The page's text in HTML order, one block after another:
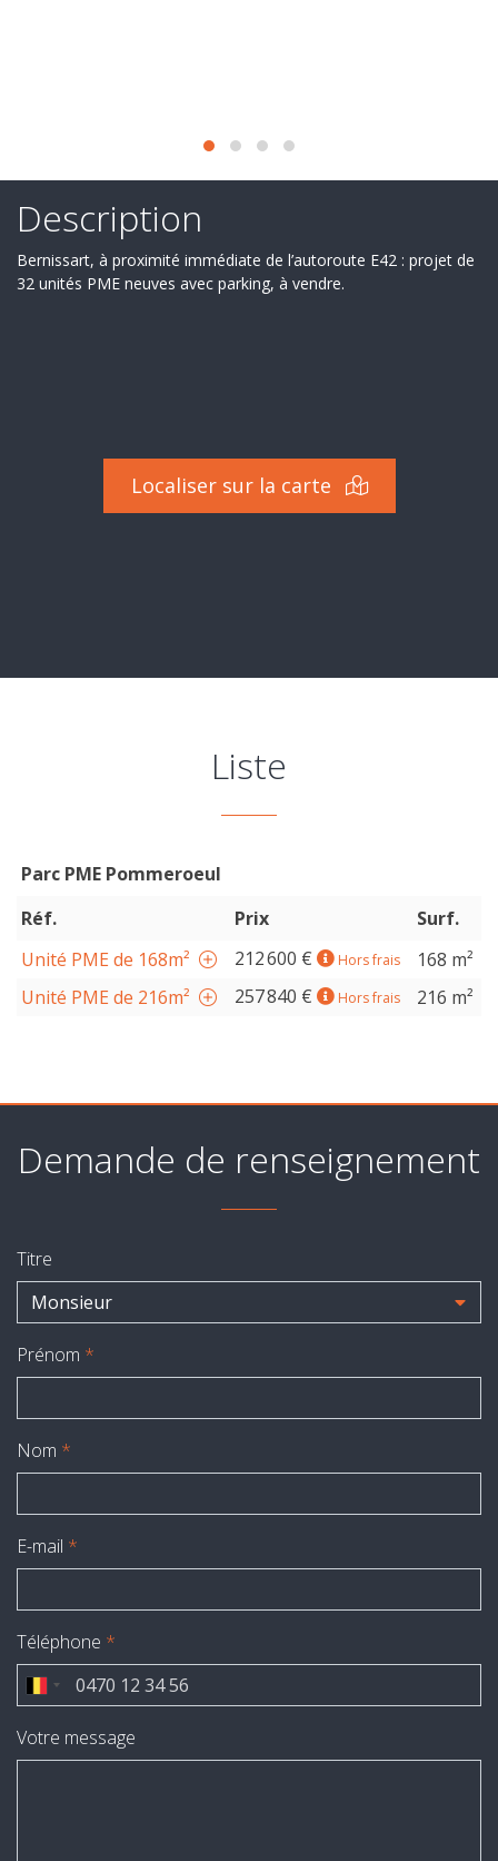
Recrutement
Derniers
deals
Ils
Contact
Evaluation
Description
Bernissart, à proximité immédiate de l’autoroute E42 : projet de
32 unités PME neuves avec parking, à vendre.
Localiser sur la carte
Liste
Parc PME Pommeroeul
Réf.
Prix
Surf.
Unité PME de 168m²
212 600 € Hors frais
168 m²
Unité PME de 216m²
257 840 € Hors frais 216 m²
Demande de renseignement
Titre
Monsieur
Prénom *
Nom *
E-mail *
Téléphone *
Votre message